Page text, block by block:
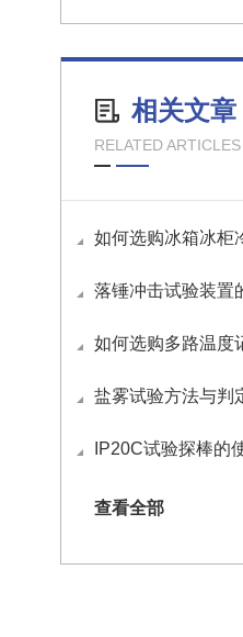
相关文章
RELATED ARTICLES
如何选购冰箱冰柜冷冻
落锤冲击试验装置
如何选购多路温度
盐雾试验方法与判
IP20C试验探棒的
查看全部